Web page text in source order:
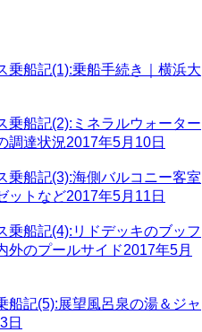
乗船記(1):乗船手続き｜横浜大
乗船記(2):ミネラルウォーター
調達状況2017年5月10日
乗船記(3):海側バルコニー客室
ットなど2017年5月11日
乗船記(4):リドデッキのブッフ
外のプールサイド2017年5月
船記(5):展望風呂泉の湯＆ジャ
日